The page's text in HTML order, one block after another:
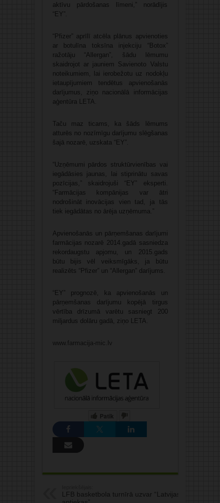
aktīvu pārdošanas līmeni,” norādījis
“EY”.
“Pfizer” aprīlī atcēla plānus apvienoties
ar botulīna toksīna injekciju “Botox”
ražotāju “Allergan”, šādu lēmumu
skaidrojot ar jauniem Savienoto Valstu
noteikumiem, lai ierobežotu uz nodokļu
ietaupījumiem tendētus apvienošanās
darījumus, ziņo nacionālā informācijas
aģentūra LETA.
Taču maz ticams, ka šāds lēmums
atturēs no nozīmīgu darījumu slēgšanas
šajā nozarē, uzskata “EY”.
“Uzņēmumi pārdos struktūrvienības vai
iegādāsies jaunas, lai stiprinātu savas
pozīcijas,” skaidrojuši “EY” eksperti.
“Farmācijas kompānijas var ātri
nodrošināt inovācijas vien tad, ja tās
tiek iegādātas no ārēja uzņēmuma.”
Apvienošanās un pārņemšanas darījumi
farmācijas nozarē 2014.gadā sasniedza
rekordaugstu apjomu, un 2015.gads
būtu bijis vēl veiksmīgāks, ja būtu
realizēts “Pfizer” un “Allergan” darījums.
“EY” prognozē, ka apvienošanās un
pārņemšanas darījumu kopējā tirgus
vērtība drīzumā varētu sasniegt 200
miljardus dolāru gadā, ziņo LETA.
www.farmacija-mic.lv
Patīk
LFB basketbola turnīrā uzvar “Latvijas